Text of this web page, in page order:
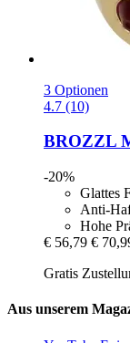
3 Optionen
4.7 (10)
BROZZL
-20%
Glattes
Anti-
Hohe
€ 56,79 €
Gratis
Aus unserem